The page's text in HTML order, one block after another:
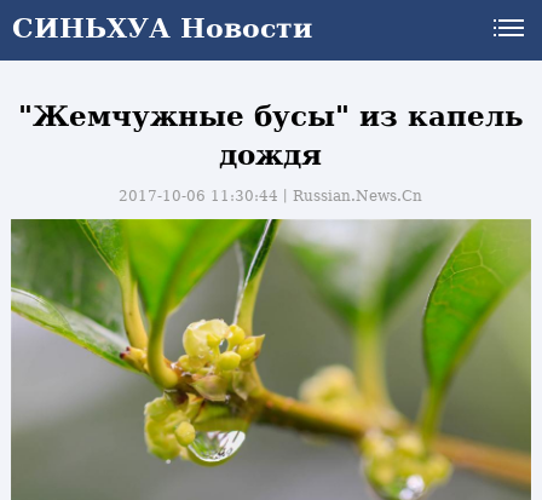
СИНЬХУА Новости
"Жемчужные бусы" из капель
дождя
2017-10-06 11:30:44丨Russian.News.Cn